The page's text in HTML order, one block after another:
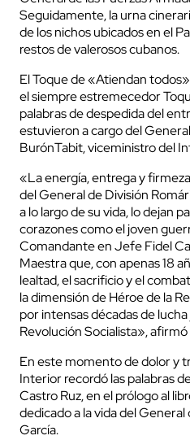
Seguidamente, la urna
de los nichos ubicados en el
restos de valerosos cubanos.
El Toque de «Atiendan
el siempre estremecedor
palabras de despedida del
estuvieron a cargo del
BurónTabit, viceministro del
«La energía, entrega y
del General de División
a lo largo de su vida, lo dejan
corazones como el joven
Comandante en Jefe Fidel
Maestra que, con apenas 18
lealtad, el sacrificio y el
la dimensión de Héroe de la
por intensas décadas de
Revolución Socialista»,
En este momento de dolor y
Interior recordó las palabras
Castro Ruz, en el prólogo al
dedicado a la vida del
García.